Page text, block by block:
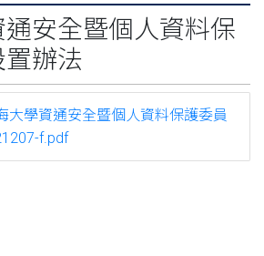
安全暨個人資料保
辦法
大學資通安全暨個人資料保護委員
f.pdf